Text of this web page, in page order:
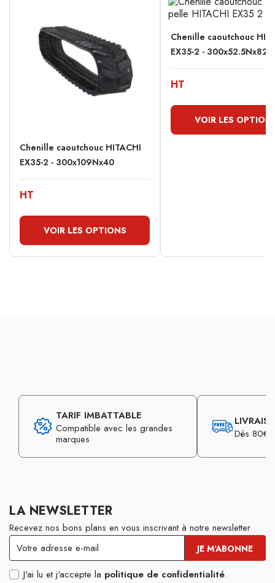
Chenille caoutchouc HITACHI
EX35-2 - 300x109Nx40
HT
VOIR LES OPTIONS
Chenille caoutchouc
EX35-2 - 300x52.5Nx82
HT
VOIR LES
TARIF IMBATTABLE
Compatible avec les grandes
marques
Dès 80€
LA NEWSLETTER
Recevez nos bons plans en vous inscrivant à notre newsletter
J'ai lu et j'accepte la politique de confidentialité.